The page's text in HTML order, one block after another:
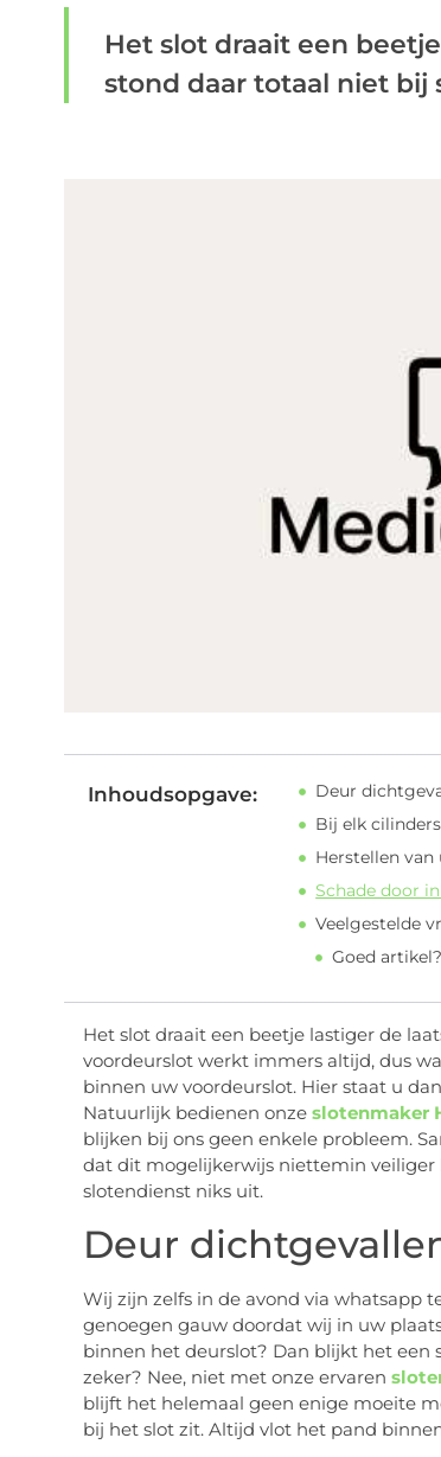
Het slot draait een
stond daar totaal niet bij
Inhoudsopgave:
Deur
Bij elk
Herstellen
Schade door
Veelgestelde
Goed
Het slot draait een beetje lastiger de
voordeurslot werkt immers altijd, dus
binnen uw voordeurslot. Hier staat u
Natuurlijk bedienen onze slotenmaker
blijken bij ons geen enkele probleem.
dat dit mogelijkerwijs niettemin veiliger
slotendienst niks uit.
Deur
Wij zijn zelfs in de avond via whatsapp
genoegen gauw doordat wij in uw
binnen het deurslot? Dan blijkt het
zeker? Nee, niet met onze ervaren
blijft het helemaal geen enige moeite
bij het slot zit. Altijd vlot het pand